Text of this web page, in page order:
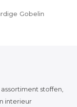
Gobelin
stoffen,
interieur